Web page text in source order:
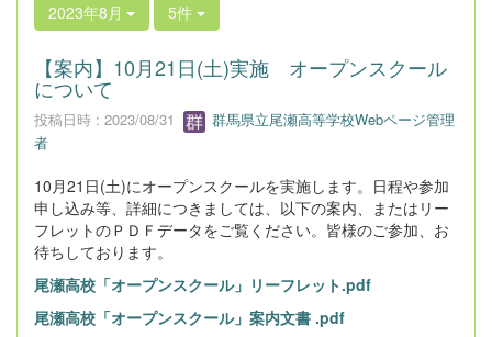
2023年8月 5件
【案内】10月21日(土)実施 オープンスクール
について
投稿日時 : 2023/08/31
群馬県立尾瀬高等学校Webページ管理
者
10月21日(土)にオープンスクールを実施します。日程や参加
申し込み等、詳細につきましては、以下の案内、またはリー
フレットのＰＤＦデータをご覧ください。皆様のご参加、お
待ちしております。
尾瀬高校「オープンスクール」リーフレット.pdf
尾瀬高校「オープンスクール」案内文書 .pdf